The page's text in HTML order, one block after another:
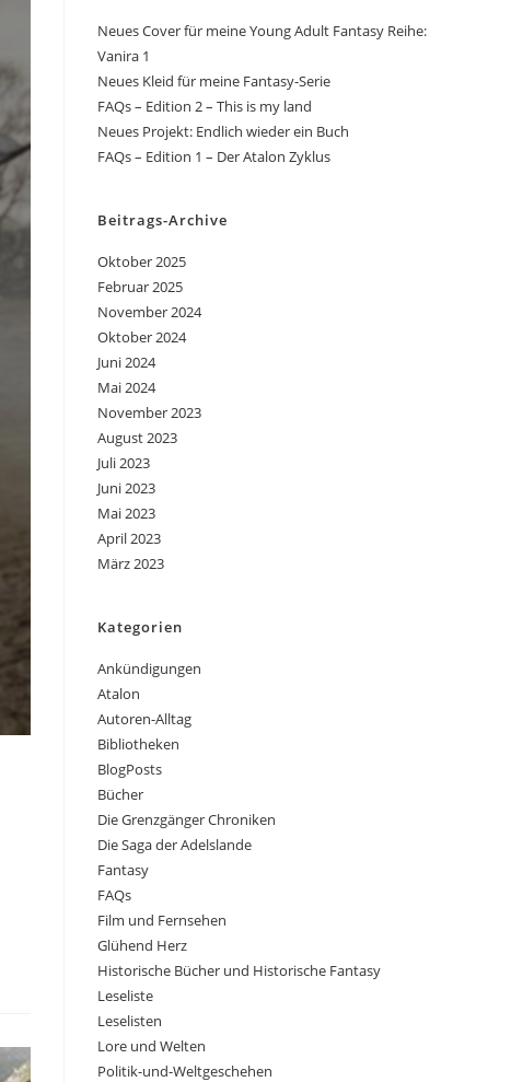
Neues Cover für meine Young Adult Fantasy Reihe:
Vanira 1
Neues Kleid für meine Fantasy-Serie
FAQs – Edition 2 – This is my land
Neues Projekt: Endlich wieder ein Buch
FAQs – Edition 1 – Der Atalon Zyklus
Beitrags-Archive
Oktober 2025
Februar 2025
November 2024
Oktober 2024
Juni 2024
Mai 2024
November 2023
August 2023
Juli 2023
Juni 2023
Mai 2023
April 2023
März 2023
Kategorien
Ankündigungen
Atalon
Autoren-Alltag
Bibliotheken
BlogPosts
Bücher
Die Grenzgänger Chroniken
Die Saga der Adelslande
Fantasy
FAQs
Film und Fernsehen
Glühend Herz
Historische Bücher und Historische Fantasy
Leseliste
Leselisten
Lore und Welten
Politik-und-Weltgeschehen